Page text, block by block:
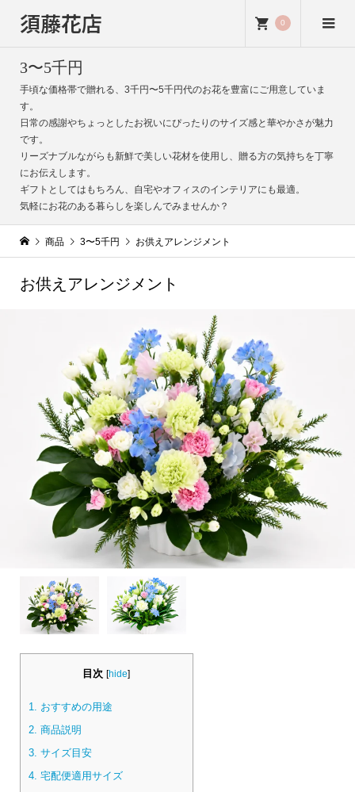
須藤花店 0
3〜5千円
手頃な価格帯で贈れる、3千円〜5千円代のお花を豊富にご用意していま
す。
日常の感謝やちょっとしたお祝いにぴったりのサイズ感と華やかさが魅力
です。
リーズナブルながらも新鮮で美しい花材を使用し、贈る方の気持ちを丁寧
にお伝えします。
ギフトとしてはもちろん、自宅やオフィスのインテリアにも最適。
気軽にお花のある暮らしを楽しんでみませんか？
商品 3〜5千円 お供えアレンジメント
お供えアレンジメント
目次 [hide]
1. おすすめの用途
2. 商品説明
3. サイズ目安
4. 宅配便適用サイズ